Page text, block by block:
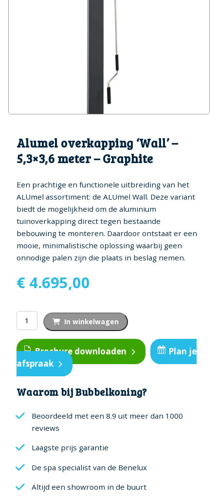
Wellness met een vleugje
fashion
De meest voordelige in ons
assortiment
Alumel overkapping ‘Wall’ –
5,3×3,6 meter – Graphite
Een prachtige en functionele uitbreiding van het
ALUmel assortiment: de ALUmel Wall. Deze variant
biedt de mogelijkheid om de aluminium
tuinoverkapping direct tegen bestaande
bebouwing te monteren. Daardoor ontstaat er een
mooie, minimalistische oplossing waarbij geen
onnodige palen zijn die plaats in beslag nemen.
€ 4.695,00
Alumel
overkapping
'Wall'
-
5,3x3,6
meter
-
aantal
In winkelwagen
Brochure downloaden
Plan je
afspraak
Waarom bij Bubbelkoning?
Beoordeeld met een 8.9 uit meer dan 1000
reviews
Laagste prijs garantie
De spa specialist van de Benelux
Altijd een showroom in de buurt